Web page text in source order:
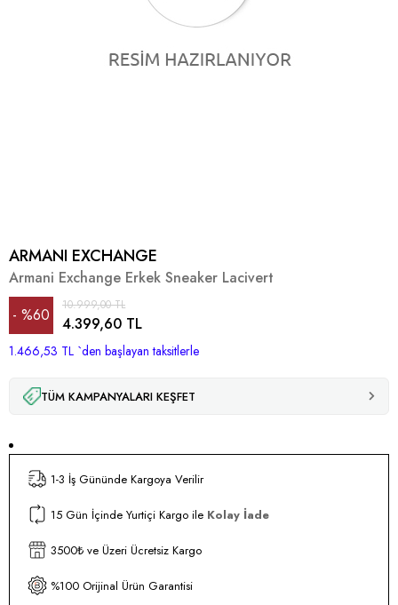
ARMANI EXCHANGE
Armani Exchange Erkek Sneaker Lacivert
%60
İndirim
10.999,00 TL
4.399,60 TL
1.466,53 TL `den başlayan taksitlerle
TÜM KAMPANYALARI KEŞFET
1-3 İş Gününde Kargoya Verilir
15 Gün İçinde Yurtiçi Kargo ile Kolay İade
3500₺ ve Üzeri Ücretsiz Kargo
%100 Orijinal Ürün Garantisi